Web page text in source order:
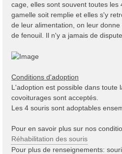
cage, elles sont souvent toutes les
gamelle soit remplie et elles s'y
de leur alimentation, on leur
de fenouil. Il n'y a jamais de
Conditions d'adoption
L'adoption est possible dans toute
covoiturages sont acceptés.
Les 4 souris sont adoptables
Pour en savoir plus sur nos
Réhabilitation des souris
Pour plus de renseignements: